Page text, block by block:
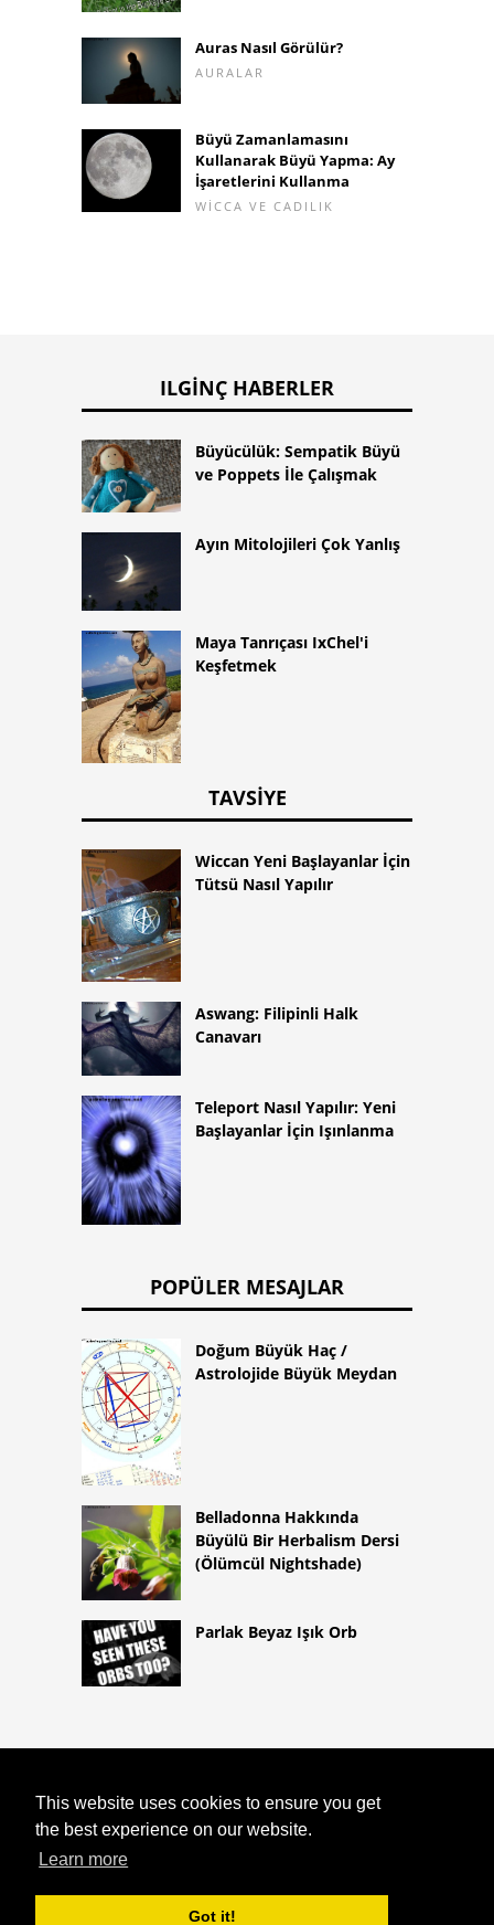
This website uses cookies to ensure you get
the best experience on our website.
Learn more
Got it!
Auras Nasıl Görülür?
AURALAR
Büyü Zamanlamasını
Kullanarak Büyü Yapma: Ay
İşaretlerini Kullanma
WICCA VE CADILIK
ILGINÇ HABERLER
Büyücülük: Sempatik Büyü
ve Poppets İle Çalışmak
Ayın Mitolojileri Çok Yanlış
Maya Tanrıçası IxChel'i
Keşfetmek
TAVSIYE
Wiccan Yeni Başlayanlar İçin
Tütsü Nasıl Yapılır
Aswang: Filipinli Halk
Canavarı
Teleport Nasıl Yapılır: Yeni
Başlayanlar İçin Işınlanma
POPÜLER MESAJLAR
Doğum Büyük Haç /
Astrolojide Büyük Meydan
Belladonna Hakkında
Büyülü Bir Herbalism Dersi
(Ölümcül Nightshade)
Parlak Beyaz Işık Orb
HTTPS://ASTROLOGYONLINE.NET
SAMHAIN TARIF: ADAÇAYI'NIN
GELENEKSEL ŞABAT SIĞIR ETI YAHNI